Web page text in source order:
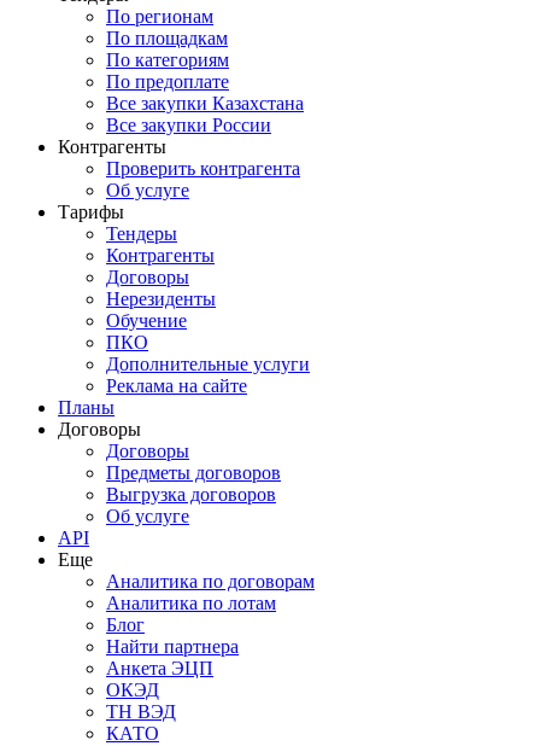
По регионам
По площадкам
По категориям
По предоплате
Все закупки Казахстана
Все закупки России
Контрагенты
Проверить контрагента
Об услуге
Тарифы
Тендеры
Контрагенты
Договоры
Нерезиденты
Обучение
ПКО
Дополнительные услуги
Реклама на сайте
Планы
Договоры
Договоры
Предметы договоров
Выгрузка договоров
Об услуге
API
Еще
Аналитика по договорам
Аналитика по лотам
Блог
Найти партнера
Анкета ЭЦП
ОКЭД
ТН ВЭД
КАТО